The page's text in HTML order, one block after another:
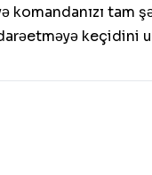
komandanızı
keçidini